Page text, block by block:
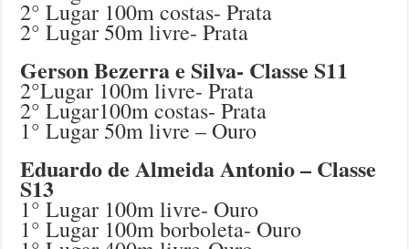
2° Lugar 100m costas- Prata
2° Lugar 50m livre- Prata
Gerson Bezerra e Silva- Classe S11
2°Lugar 100m livre- Prata
2° Lugar100m costas- Prata
1° Lugar 50m livre – Ouro
Eduardo de Almeida Antonio – Classe
S13
1° Lugar 100m livre- Ouro
1° Lugar 100m borboleta- Ouro